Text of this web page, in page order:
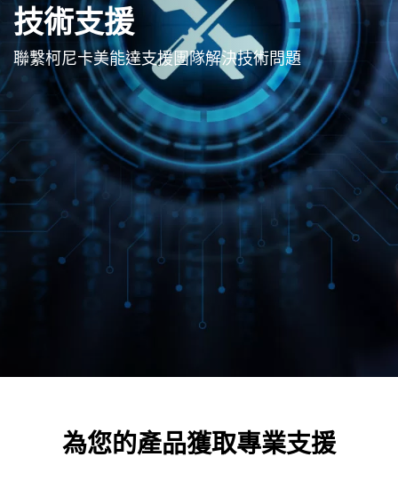
技術支援
聯繫柯尼卡美能達支援團隊解決技術問題
為您的產品獲取專業支援